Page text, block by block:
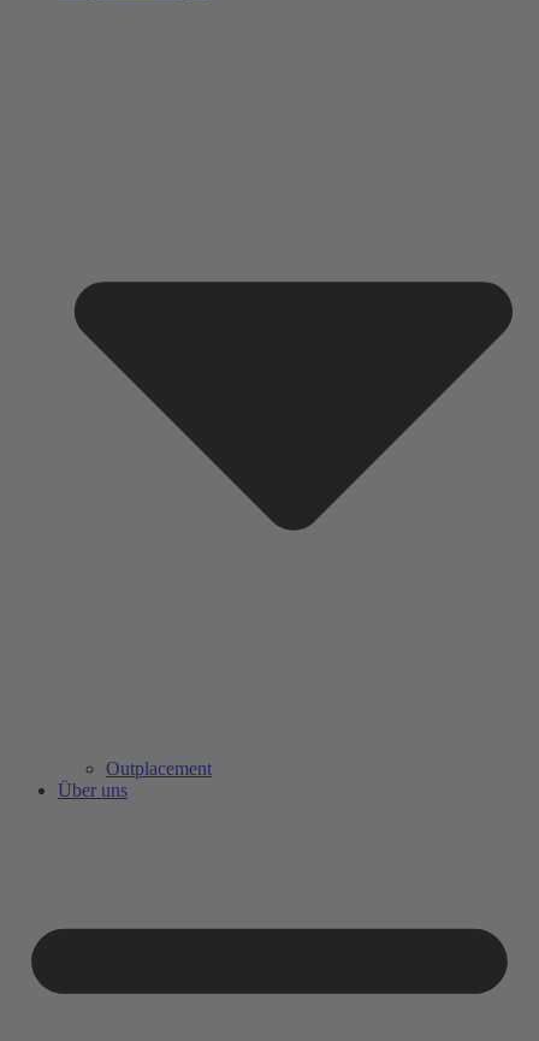
Outplacement
Über uns